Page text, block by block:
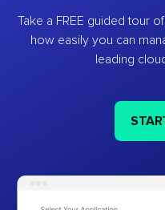
Take a FREE guided tour
how easily you can
leading